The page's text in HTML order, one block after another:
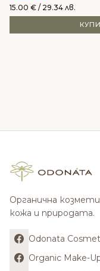
15.00 € / 29.34 лв.
КУПИ
Органична
кожа и природата.
Odonata
Organic Make-